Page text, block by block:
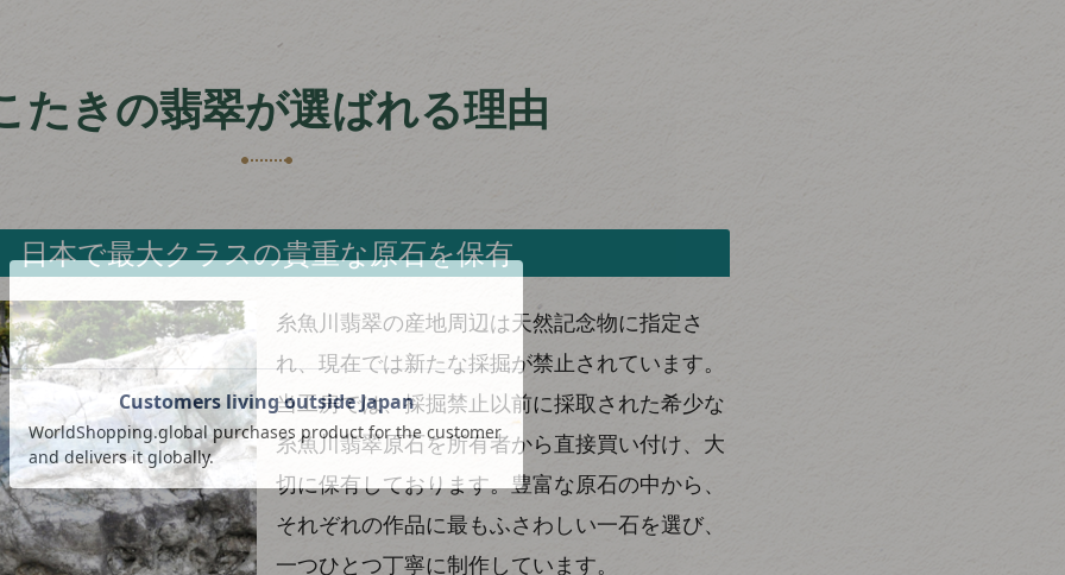
たきの翡翠が選ばれる理由
日本で最大クラスの貴重な原石を保有
糸魚川翡翠の産地周辺は天然記念物に指定さ
れ、現在では新たな採掘が禁止されています。
当工房では、採掘禁止以前に採取された希少な
糸魚川翡翠原石を所有者から直接買い付け、大
切に保有しております。豊富な原石の中から、
それぞれの作品に最もふさわしい一石を選び、
一つひとつ丁寧に制作しています。